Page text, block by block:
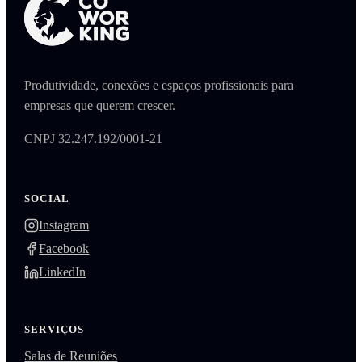
Produtividade, conexões e espaços profissionais para
empresas que querem crescer.
CNPJ 32.247.192/0001-21
SOCIAL
Instagram
Facebook
LinkedIn
SERVIÇOS
Salas de Reuniões